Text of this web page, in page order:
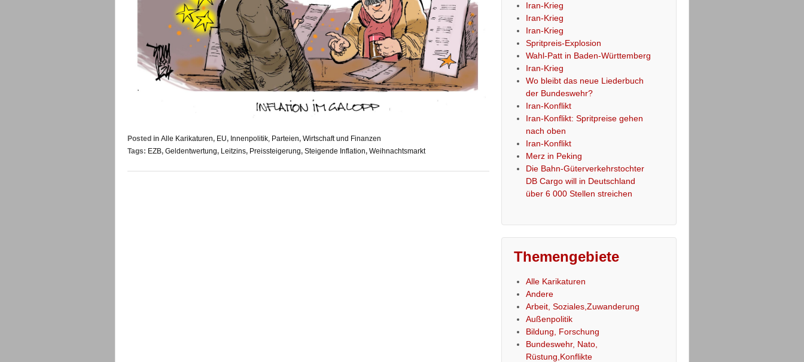
Posted in Alle Karikaturen, EU, Innenpolitik, Parteien, Wirtschaft und Finanzen
Tags: EZB, Geldentwertung, Leitzins, Preissteigerung, Steigende Inflation, Weihnachtsmarkt
Iran-Krieg
Iran-Krieg
Iran-Krieg
Spritpreis-Explosion
Wahl-Patt in Baden-Württemberg
Iran-Krieg
Wo bleibt das neue Liederbuch
der Bundeswehr?
Iran-Konflikt
Iran-Konflikt: Spritpreise gehen
nach oben
Iran-Konflikt
Merz in Peking
Die Bahn-Güterverkehrstochter
DB Cargo will in Deutschland
über 6 000 Stellen streichen
Themengebiete
Alle Karikaturen
Andere
Arbeit, Soziales,Zuwanderung
Außenpolitik
Bildung, Forschung
Bundeswehr, Nato,
Rüstung,Konflikte